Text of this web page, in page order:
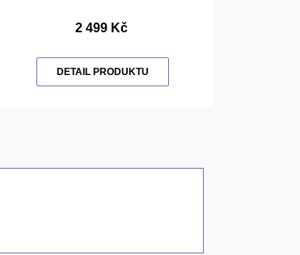
2 499 Kč
DETAIL PRODUKTU